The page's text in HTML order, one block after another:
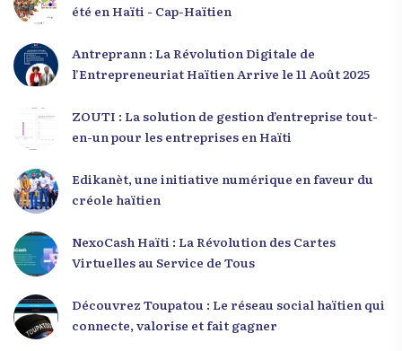
été en Haïti - Cap-Haïtien
Antreprann : La Révolution Digitale de
l’Entrepreneuriat Haïtien Arrive le 11 Août 2025
ZOUTI : La solution de gestion d’entreprise tout-
en-un pour les entreprises en Haïti
Edikanèt, une initiative numérique en faveur du
créole haïtien
NexoCash Haïti : La Révolution des Cartes
Virtuelles au Service de Tous
Découvrez Toupatou : Le réseau social haïtien qui
connecte, valorise et fait gagner